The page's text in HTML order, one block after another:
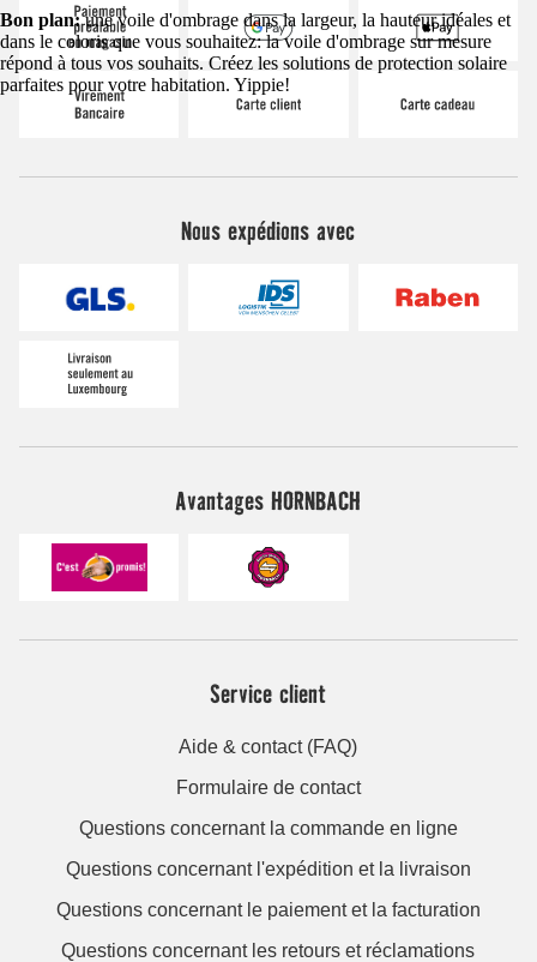
Bon plan:une voile d'ombrage dans la largeur, la hauteur idéales et
dans le coloris que vous souhaitez: la voile d'ombrage sur mesure
répond à tous vos souhaits. Créez les solutions de protection solaire
parfaites pour votre habitation. Yippie!
Nous expédions avec
Avantages HORNBACH
Service client
Aide & contact (FAQ)
Formulaire de contact
Questions concernant la commande en ligne
Questions concernant l'expédition et la livraison
Questions concernant le paiement et la facturation
Questions concernant les retours et réclamations